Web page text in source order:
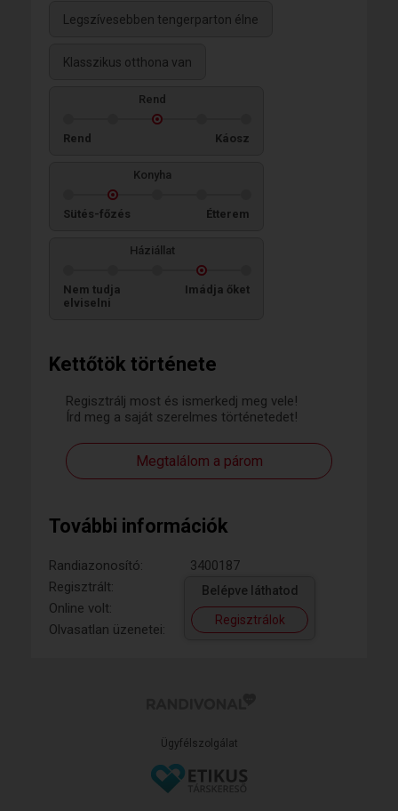
Kettőtök története
Regisztrálj most és ismerkedj meg vele!
Írd meg a saját szerelmes történetedet!
Megtalálom a párom
További információk
Randiazonosító:
3400187
Regisztrált:
Online volt:
Olvasatlan üzenetei:
Belépve láthatod
Regisztrálok
Legszívesebben tengerparton élne
Klasszikus otthona van
Rend
Rend Káosz
Konyha
Sütés-főzés Étterem
Háziállat
Nem tudja
elviselni
Imádja őket
Ügyfélszolgálat